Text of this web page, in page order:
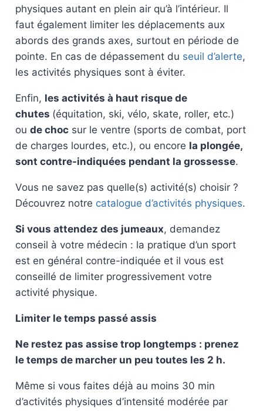
physiques autant en plein air qu’à l’intérieur. Il
faut également limiter les déplacements aux
abords des grands axes, surtout en période de
pointe. En cas de dépassement du seuil d’alerte,
les activités physiques sont à éviter.
Enfin, les activités à haut risque de
chutes (équitation, ski, vélo, skate, roller, etc.)
ou de chocsur le ventre (sports de combat, port
de charges lourdes, etc.), ou encore la plongée,
sont contre-indiquées pendant la grossesse.
Vous ne savez pas quelle(s) activité(s) choisir ?
Découvrez notre catalogue d’activités physiques.
Si vous attendez des jumeaux, demandez
conseil à votre médecin : la pratique d’un sport
est en général contre-indiquée et il vous est
conseillé de limiter progressivement votre
activité physique.
Limiter le temps passé assis
Ne restez pas assise trop longtemps : prenez
le temps de marcher un peu toutes les 2 h.
Même si vous faites déjà au moins 30 min
d’activités physiques d’intensité modérée par